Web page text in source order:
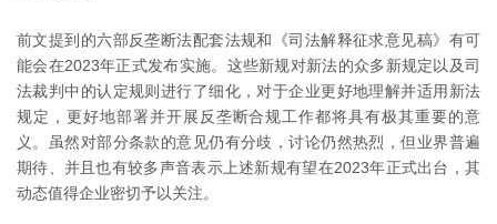
前文提到的六部反垄断法配套法规和《司法解释征求意见稿》有可
能会在2023年正式发布实施。这些新规对新法的众多新规定以及司
法裁判中的认定规则进行了细化，对于企业更好地理解并适用新法
规定，更好地部署并开展反垄断合规工作都将具有极其重要的意
义。虽然对部分条款的意见仍有分歧，讨论仍然热烈，但业界普遍
期待、并且也有较多声音表示上述新规有望在2023年正式出台，其
动态值得企业密切予以关注。